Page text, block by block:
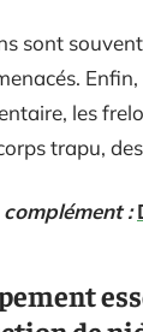
sont
les
trapu,
: